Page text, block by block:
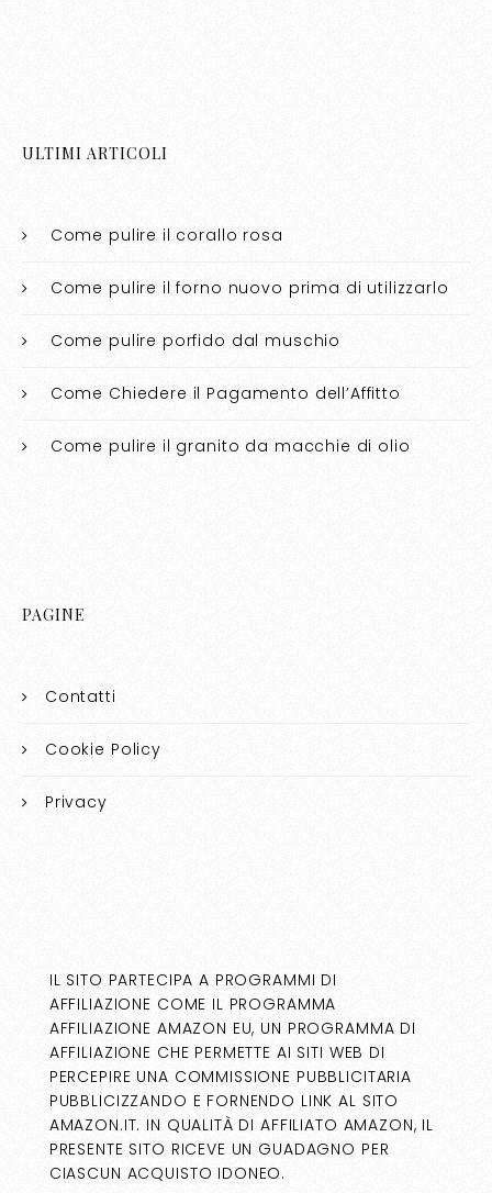
ULTIMI ARTICOLI
Come pulire il corallo rosa​​
Come pulire il forno nuovo prima di utilizzarlo​​
Come pulire porfido dal muschio​​
Come Chiedere il Pagamento dell’Affitto
Come pulire il granito da macchie di olio​​
PAGINE
Contatti
Cookie Policy
Privacy
IL SITO PARTECIPA A PROGRAMMI DI
AFFILIAZIONE COME IL PROGRAMMA
AFFILIAZIONE AMAZON EU, UN PROGRAMMA DI
AFFILIAZIONE CHE PERMETTE AI SITI WEB DI
PERCEPIRE UNA COMMISSIONE PUBBLICITARIA
PUBBLICIZZANDO E FORNENDO LINK AL SITO
AMAZON.IT. IN QUALITÀ DI AFFILIATO AMAZON, IL
PRESENTE SITO RICEVE UN GUADAGNO PER
CIASCUN ACQUISTO IDONEO.